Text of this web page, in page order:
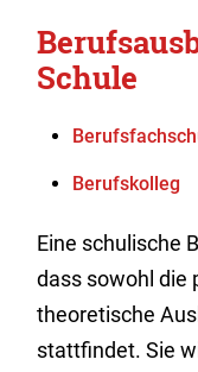
Schule
Berufskolleg
Eine schulische
dass sowohl die
theoretische
stattfindet. Sie